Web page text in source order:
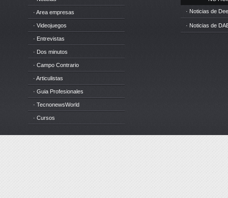
· Area empresas
· Videojuegos
· Entrevistas
· Dos minutos
· Campo Contrario
· Articulistas
· Guia Profesionales
· TecnonewsWorld
· Cursos
· Noticias de
· Noticias de